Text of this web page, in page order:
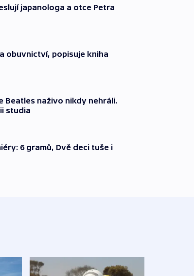
japanologa a otce Petra
obuvnictví, popisuje kniha
Beatles naživo nikdy nehráli.
studia
6 gramů, Dvě deci tuše i